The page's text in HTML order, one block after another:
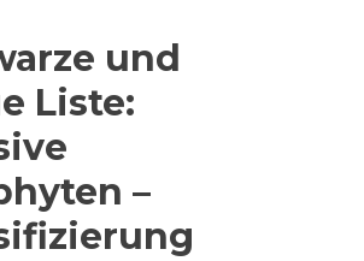
und
Liste:
–